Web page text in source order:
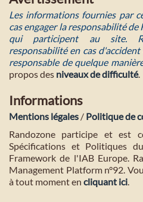
Les informations fournies par
cas engager la responsabilité
qui participent au site.
responsabilité en cas
responsable de quelque
propos des niveaux de difficulté.
Informations
Mentions légales / Politique de
Randozone participe et est
Spécifications et Politiques
Framework de l'IAB Europe.
Management Platform n°92.
à tout moment en cliquant ici.